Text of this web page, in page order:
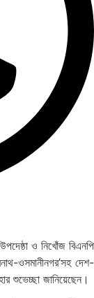
উপদেষ্ঠা ও নিখোঁজ বিএনপি
ওসমানীনগর’সহ দেশ-
শুভেচ্ছা জানিয়েছেন।